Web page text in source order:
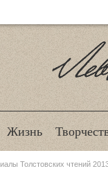
Жизнь
Толстовских чтений